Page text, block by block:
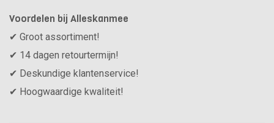
Voordelen bij Alleskanmee
✔ Groot assortiment!
✔ 14 dagen retourtermijn!
✔ Deskundige klantenservice!
✔ Hoogwaardige kwaliteit!